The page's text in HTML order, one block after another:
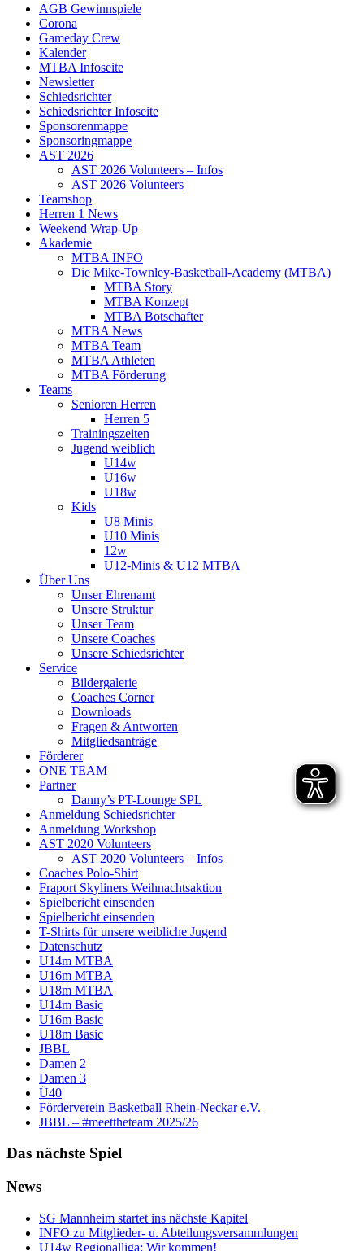
AGB Gewinnspiele
Corona
Gameday Crew
Kalender
MTBA Infoseite
Newsletter
Schiedsrichter
Schiedsrichter Infoseite
Sponsorenmappe
Sponsoringmappe
AST 2026
AST 2026 Volunteers – Infos
AST 2026 Volunteers
Teamshop
Herren 1 News
Weekend Wrap-Up
Akademie
MTBA INFO
Die Mike-Townley-Basketball-Academy (MTBA)
MTBA Story
MTBA Konzept
MTBA Botschafter
MTBA News
MTBA Team
MTBA Athleten
MTBA Förderung
Teams
Senioren Herren
Herren 5
Trainingszeiten
Jugend weiblich
U14w
U16w
U18w
Kids
U8 Minis
U10 Minis
12w
U12-Minis & U12 MTBA
Über Uns
Unser Ehrenamt
Unsere Struktur
Unser Team
Unsere Coaches
Unsere Schiedsrichter
Service
Bildergalerie
Coaches Corner
Downloads
Fragen & Antworten
Mitgliedsanträge
Förderer
ONE TEAM
Partner
Danny’s PT-Lounge SPL
Anmeldung Schiedsrichter
Anmeldung Workshop
AST 2020 Volunteers
AST 2020 Volunteers – Infos
Coaches Polo-Shirt
Fraport Skyliners Weihnachtsaktion
Spielbericht einsenden
Spielbericht einsenden
T-Shirts für unsere weibliche Jugend
Datenschutz
U14m MTBA
U16m MTBA
U18m MTBA
U14m Basic
U16m Basic
U18m Basic
JBBL
Damen 2
Damen 3
Ü40
Förderverein Basketball Rhein-Neckar e.V.
JBBL – #meettheteam 2025/26
Das nächste Spiel
News
SG Mannheim startet ins nächste Kapitel
INFO zu Mitglieder- u. Abteilungsversammlungen
U14w Regionalliga: Wir kommen!